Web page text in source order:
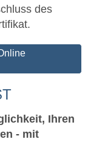
des
Ihren
- mit